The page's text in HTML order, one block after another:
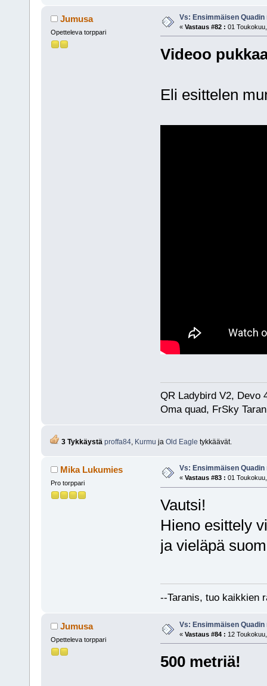
Jumusa
Opetteleva torppari
Vs: Ensimmäisen
« Vastaus #82 : 01
Videoo
Eli esittelen
QR Ladybird V2, Devo
Oma quad, FrSky
3 Tykkäystä proffa84, Kurmu ja Old Eagle tykkäävät.
Mika Lukumies
Pro torppari
Vs: Ensimmäisen
« Vastaus #83 : 01
Vautsi!
Hieno esittely
ja vieläpä
--Taranis, tuo kaikkien
Jumusa
Opetteleva torppari
Vs: Ensimmäisen
« Vastaus #84 : 12
500 metriä!